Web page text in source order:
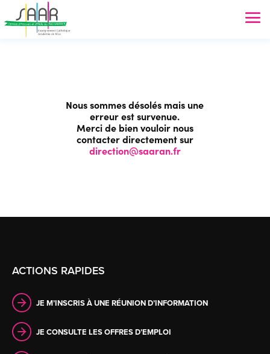
Nous sommes désolés mais une
erreur est survenue.
Merci de bien vouloir nous
contacter directement sur
direction@saaran.fr
ACTIONS RAPIDES
JE M’INSCRIS À UNE RÉUNION D’INFORMATION
JE CONSULTE LES OFFRES D’EMPLOI